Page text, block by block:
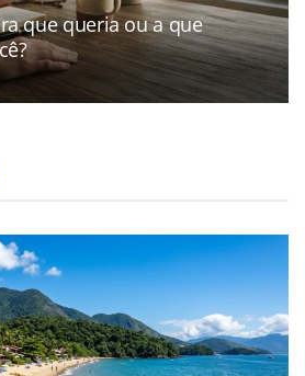
que queria ou a que